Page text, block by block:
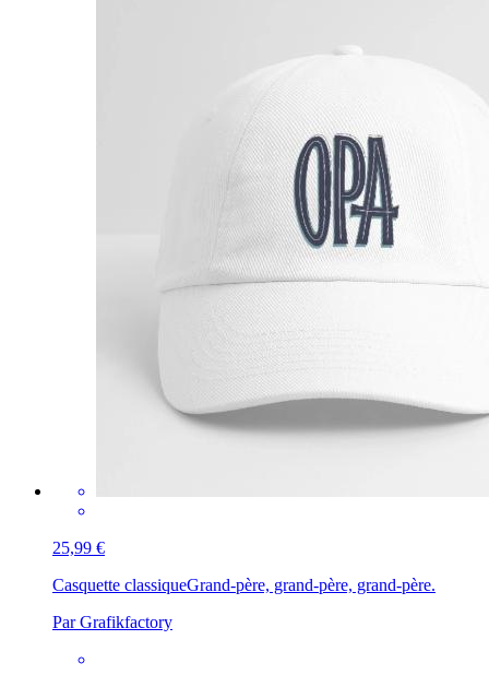
25,99 €
Casquette classiqueGrand-père, grand-père, grand-père.
Par Grafikfactory